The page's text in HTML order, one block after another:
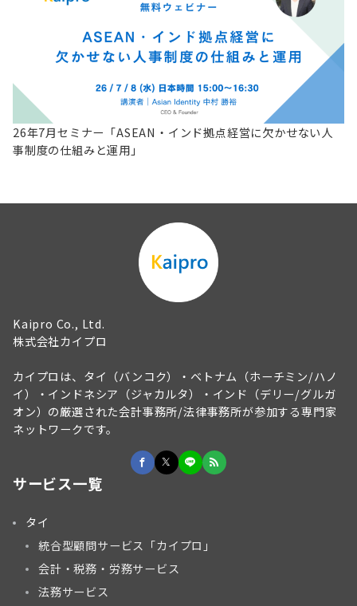
26年7月セミナー「ASEAN・インド拠点経営に欠かせない人
事制度の仕組みと運用」
Kaipro Co., Ltd.
株式会社カイプロ
カイプロは、タイ（バンコク）・ベトナム（ホーチミン/ハノ
イ）・インドネシア（ジャカルタ）・インド（デリー/グルガ
オン）の厳選された会計事務所/法律事務所が参加する専門家
ネットワークです。
サービス一覧
タイ
統合型顧問サービス「カイプロ」
会計・税務・労務サービス
法務サービス